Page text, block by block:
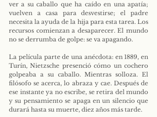
ver a su caballo que ha caído en una apatía;
vuelven a casa para desvestirse; el padre
necesita la ayuda de la hija para esta tarea. Los
recursos comienzan a desaparecer. El mundo
no se derrumba de golpe: se va apagando.
La película parte de una anécdota: en 1889, en
Turín, Nietzsche presenció cómo un cochero
golpeaba a su caballo. Mientras solloza. El
filósofo se acerca, lo abraza y cae. Después de
ese instante ya no escribe, se retira del mundo
y su pensamiento se apaga en un silencio que
durará hasta su muerte, diez años más tarde.